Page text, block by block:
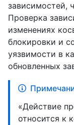
зависимостей,
Проверка
изменениях
блокировки и
уязвимости в
обновленных
«Действие
относится к